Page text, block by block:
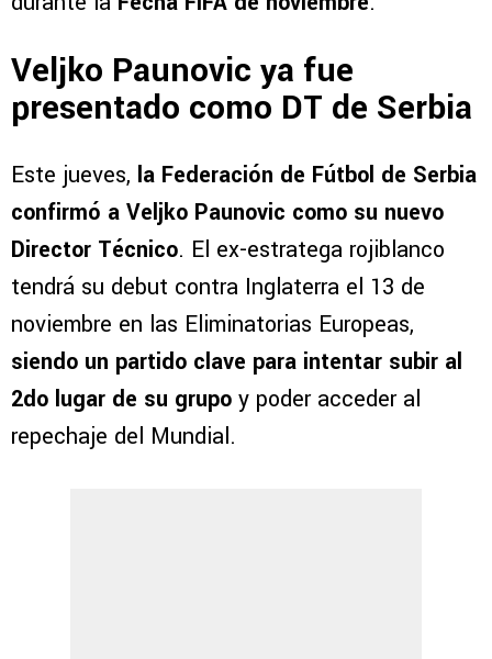
Veljko Paunovic ya fue
presentado como DT de Serbia
Este jueves, la Federación de Fútbol de Serbia
confirmó a Veljko Paunovic como su nuevo
Director Técnico. El ex-estratega rojiblanco
tendrá su debut contra Inglaterra el 13 de
noviembre en las Eliminatorias Europeas,
siendo un partido clave para intentar subir al
2do lugar de su grupo y poder acceder al
repechaje del Mundial.